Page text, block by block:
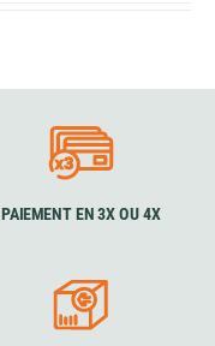
PAIEMENT EN 3X OU 4X